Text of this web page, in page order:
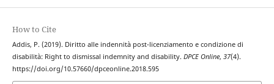
How to Cite
Addis, P. (2019). Diritto alle indennità post-licenziamento e condizione di
disabilità: Right to dismissal indemnity and disability. DPCE Online, 37(4).
https://doi.org/10.57660/dpceonline.2018.595